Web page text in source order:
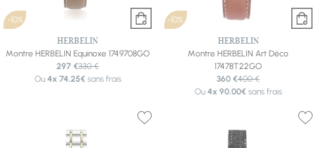
-10%
HERBELIN
Montre HERBELIN Equinoxe 1749708GO
297 €330 €
Ou 4x 74.25€sans frais
-10%
HERBELIN
Montre HERBELIN Art Déco
17478T22GO
360 €400 €
Ou 4x 90.00€sans frais